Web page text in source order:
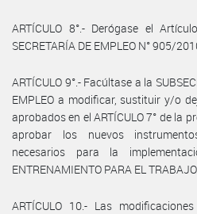
ARTÍCULO 8°.- Derógase el
SECRETARÍA DE EMPLEO N° 905/
ARTÍCULO 9°.- Facúltase a la
EMPLEO a modificar, sustituir y/o
aprobados en el ARTÍCULO 7° de la
aprobar los nuevos
necesarios para la
ENTRENAMIENTO PARA EL TRABAJO.
ARTÍCULO 10.- Las